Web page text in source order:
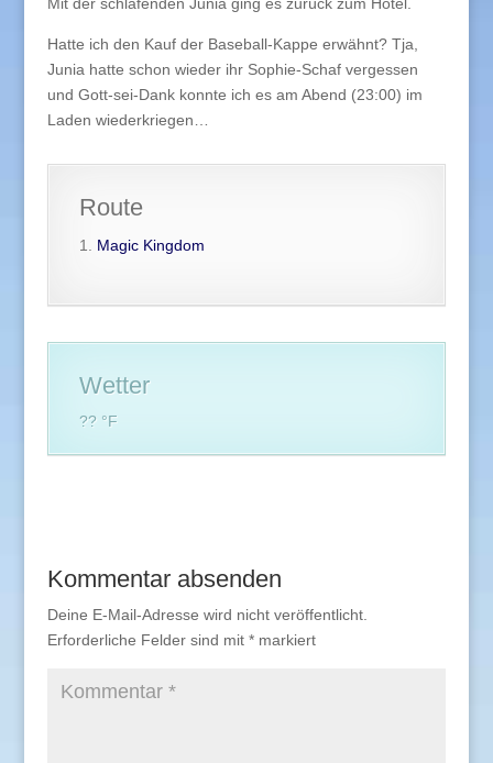
Hatte ich den Kauf der Baseball-Kappe erwähnt? Tja,
Junia hatte schon wieder ihr Sophie-Schaf vergessen
und Gott-sei-Dank konnte ich es am Abend (23:00) im
Laden wiederkriegen…
Route
Magic Kingdom
Wetter
?? °F
Kommentar absenden
Deine E-Mail-Adresse wird nicht veröffentlicht.
Erforderliche Felder sind mit *markiert